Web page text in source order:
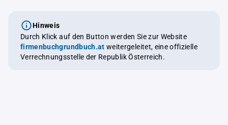
Hinweis
Durch Klick auf den Button werden Sie zur Website
firmenbuchgrundbuch.at weitergeleitet, eine offizielle
Verrechnungsstelle der Republik Österreich.